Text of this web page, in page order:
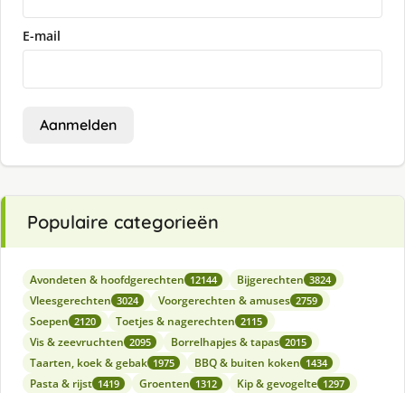
E-mail
Aanmelden
Populaire categorieën
Avondeten & hoofdgerechten 12144 Bijgerechten 3824
Vleesgerechten 3024 Voorgerechten & amuses 2759
Soepen 2120 Toetjes & nagerechten 2115
Vis & zeevruchten 2095 Borrelhapjes & tapas 2015
Taarten, koek & gebak 1975 BBQ & buiten koken 1434
Pasta & rijst 1419 Groenten 1312 Kip & gevogelte 1297